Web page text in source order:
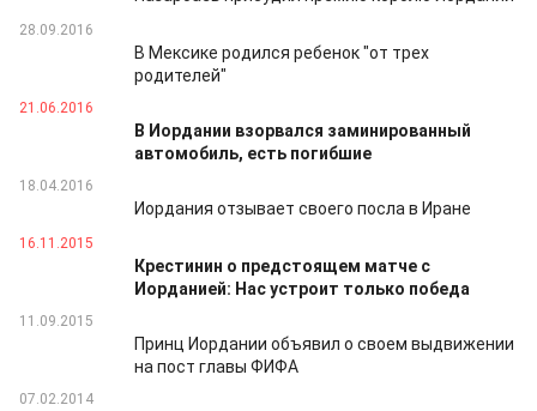
28.09.2016
В Мексике родился ребенок "от трех
родителей"
21.06.2016
В Иордании взорвался заминированный
автомобиль, есть погибшие
18.04.2016
Иордания отзывает своего посла в Иране
16.11.2015
Крестинин о предстоящем матче с
Иорданией: Нас устроит только победа
11.09.2015
Принц Иордании объявил о своем выдвижении
на пост главы ФИФА
07.02.2014